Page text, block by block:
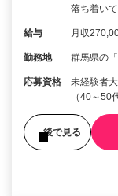
落ち着い
給与 月収
勤務地 群馬県の
応募資格
未経験者
（40～
後で見る